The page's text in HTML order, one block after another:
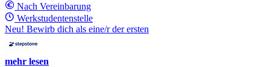
Nach Vereinbarung
Werkstudentenstelle
Neu! Bewirb dich als eine/r der ersten
mehr lesen